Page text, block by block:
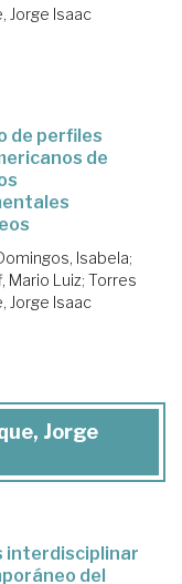
Jorge Isaac
de perfiles
de
Isabela;
Mario Luiz; Torres
Jorge Isaac
Jorge
interdisciplinar
del